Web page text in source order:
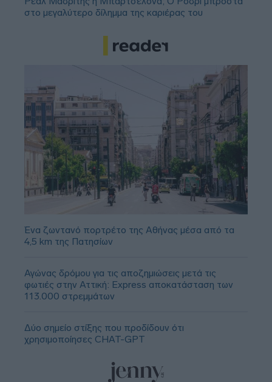
στο μεγαλύτερο δίλημμα της καριέρας του
Ένα ζωντανό πορτρέτο της Αθήνας μέσα από τα
4,5 km της Πατησίων
Αγώνας δρόμου για τις αποζημιώσεις μετά τις
φωτιές στην Αττική: Express αποκατάσταση των
113.000 στρεμμάτων
Δύο σημείο στίξης που προδίδουν ότι
χρησιμοποίησες CHAT-GPT